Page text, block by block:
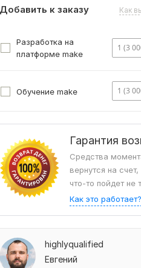
Добавить к заказу Как
Разработка на
платформе make
1 (3
Обучение make 1 (3
Гарантия
Средства
вернутся на
что-то пойдет не
Как это работает?
highlyqualified
Евгений